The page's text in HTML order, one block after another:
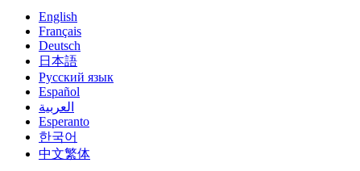
English
Français
Deutsch
日本語
Русский язык
Español
العربية
Esperanto
한국어
中文繁体